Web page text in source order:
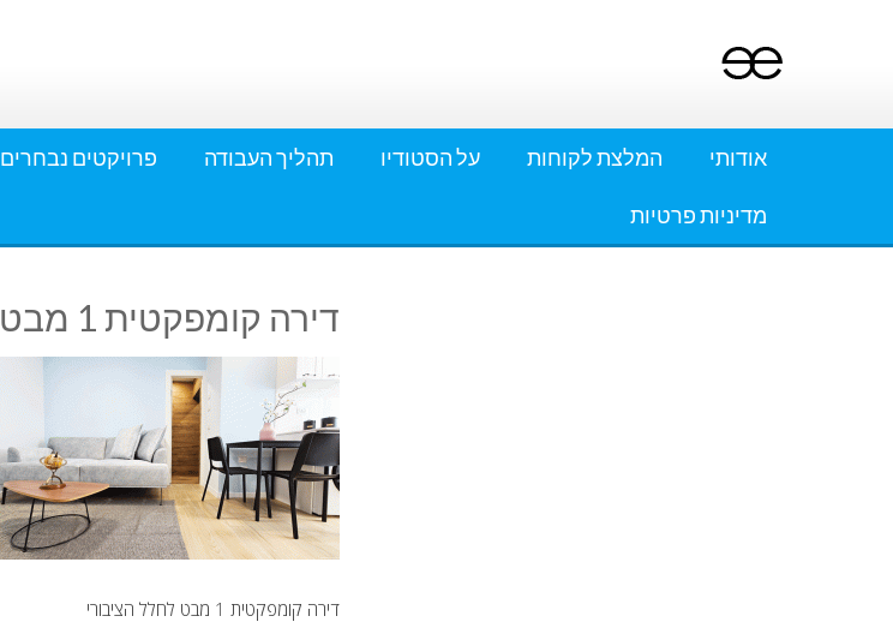
אודותי המלצת לקוחות על הסטודיו תהליך העבודה פרויקטים נבחרים
מדיניות פרטיות
דירה קומפקטית 1 מבט לחלל הציבורי
דירה קומפקטית 1 מבט לחלל הציבורי